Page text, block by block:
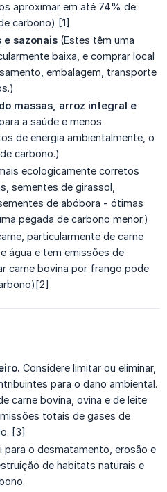
aproximar em até 74% de
carbono) [1]
e sazonais (Estes têm uma
baixa, e comprar local
embalagem, transporte
massas, arroz integral e
a saúde e menos
de energia ambientalmente, o
carbono.)
ecologicamente corretos
sementes de girassol,
de abóbora - ótimas
pegada de carbono menor.)
particularmente de carne
água e tem emissões de
carne bovina por frango pode
Considere limitar ou eliminar,
para o dano ambiental.
carne bovina, ovina e de leite
totais de gases de
[3]
para o desmatamento, erosão e
de habitats naturais e